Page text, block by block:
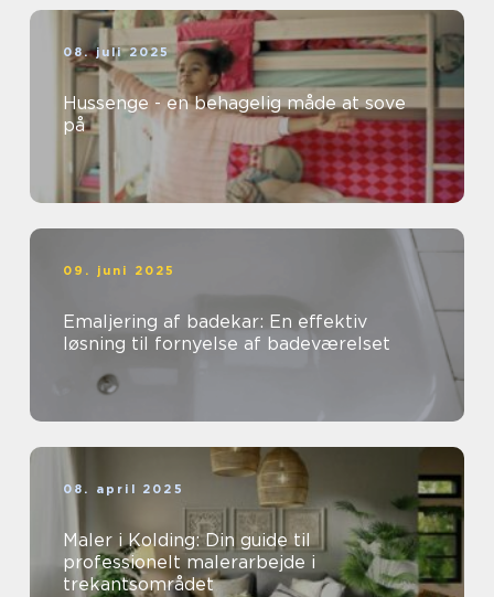
08. juli 2025
Hussenge - en behagelig måde at sove
på
09. juni 2025
Emaljering af badekar: En effektiv
løsning til fornyelse af badeværelset
08. april 2025
Maler i Kolding: Din guide til
professionelt malerarbejde i
trekantsområdet